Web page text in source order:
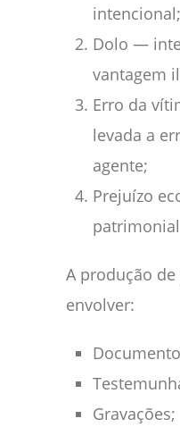
intencional;
Dolo —
vantagem
Erro da
levada a
agente;
Prejuízo
A produção
envolver:
Gravações;